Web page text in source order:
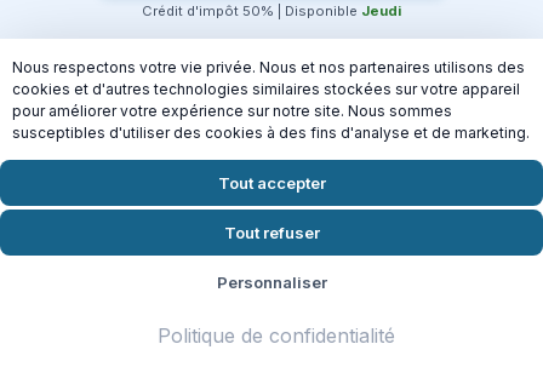
Crédit d'impôt 50% | Disponible Jeudi
Connectez-vous aussi à nos
autres services
Repassage à
Nettoyage de fin de
Nous respectons votre vie privée. Nous et nos partenaires utilisons des
cookies et d'autres technologies similaires stockées sur votre appareil
pour améliorer votre expérience sur notre site. Nous sommes
susceptibles d'utiliser des cookies à des fins d'analyse et de marketing.
Tout accepter
Tout refuser
Personnaliser
Politique de confidentialité